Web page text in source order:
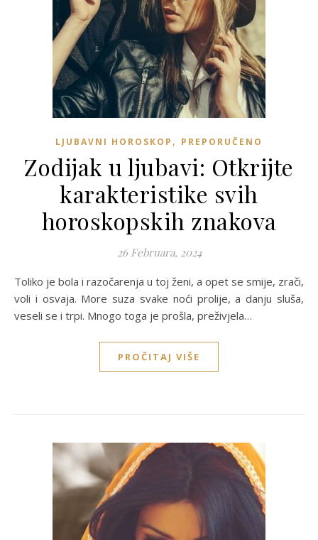
LJUBAVNI HOROSKOP , PREPORUČENO
Zodijak u ljubavi: Otkrijte
karakteristike svih
horoskopskih znakova
26 Februara, 2024
Toliko je bola i razočarenja u toj ženi, a opet se smije, zrači,
voli i osvaja. More suza svake noći prolije, a danju sluša,
veseli se i trpi. Mnogo toga je prošla, preživjela…
PROČITAJ VIŠE